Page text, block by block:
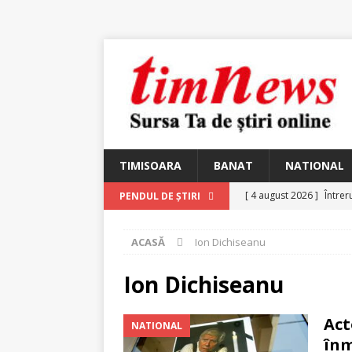
TIMISOARA BANAT NATIONAL
PENDUL DE ȘTIRI [ 4 august 2026 ]
25 martie 1926 – fugit
Ungureanu, Constantin
ACASĂ Ion Dichiseanu
Ion Dichiseanu
NATIONAL